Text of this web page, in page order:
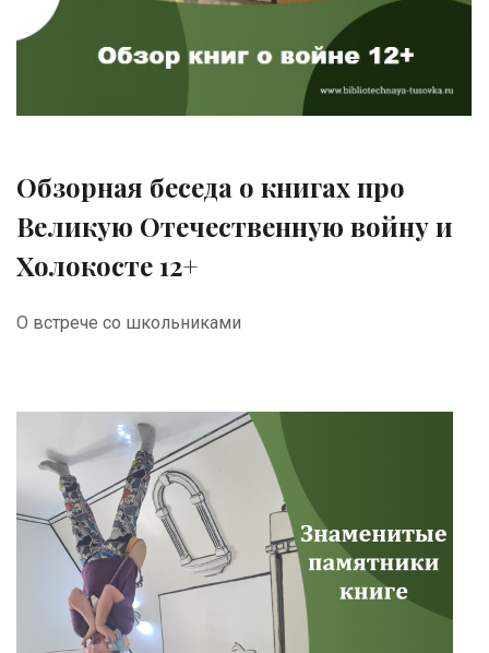
Обзорная беседа о книгах про
Великую Отечественную войну и
Холокосте 12+
О встрече со школьниками